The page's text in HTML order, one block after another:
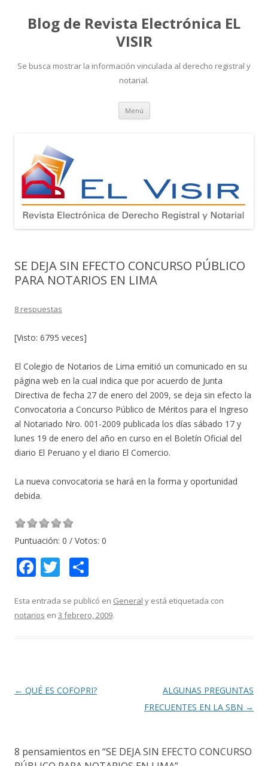
Blog de Revista Electrónica EL
VISIR
Se busca mostrar la información vinculada al derecho registral y
notarial.
Menú Ir
contenido
SE DEJA SIN EFECTO CONCURSO PÚBLICO
PARA NOTARIOS EN LIMA
8 respuestas
[Visto: 6795 veces]
El Colegio de Notarios de Lima emitió un comunicado en su
página web en la cual indica que por acuerdo de Junta
Directiva de fecha 27 de enero del 2009, se deja sin efecto la
Convocatoria a Concurso Público de Méritos para el Ingreso
al Notariado Nro. 001-2009 publicada los días sábado 17 y
lunes 19 de enero del año en curso en el Boletín Oficial del
diario El Peruano y el diario El Comercio.
La nueva convocatoria se hará en la forma y oportunidad
debida.
Puntuación: 0 / Votos: 0
F
e
b
k
T
itt
er
m
p
r
Esta entrada se publicó en General y está etiquetada con
notarios en 3 febrero, 2009.
Navegación
← QUÉ ES COFOPRI?
ALGUNAS PREGUNTAS
FRECUENTES EN LA SBN →
8 pensamientos en “SE DEJA SIN EFECTO CONCURSO